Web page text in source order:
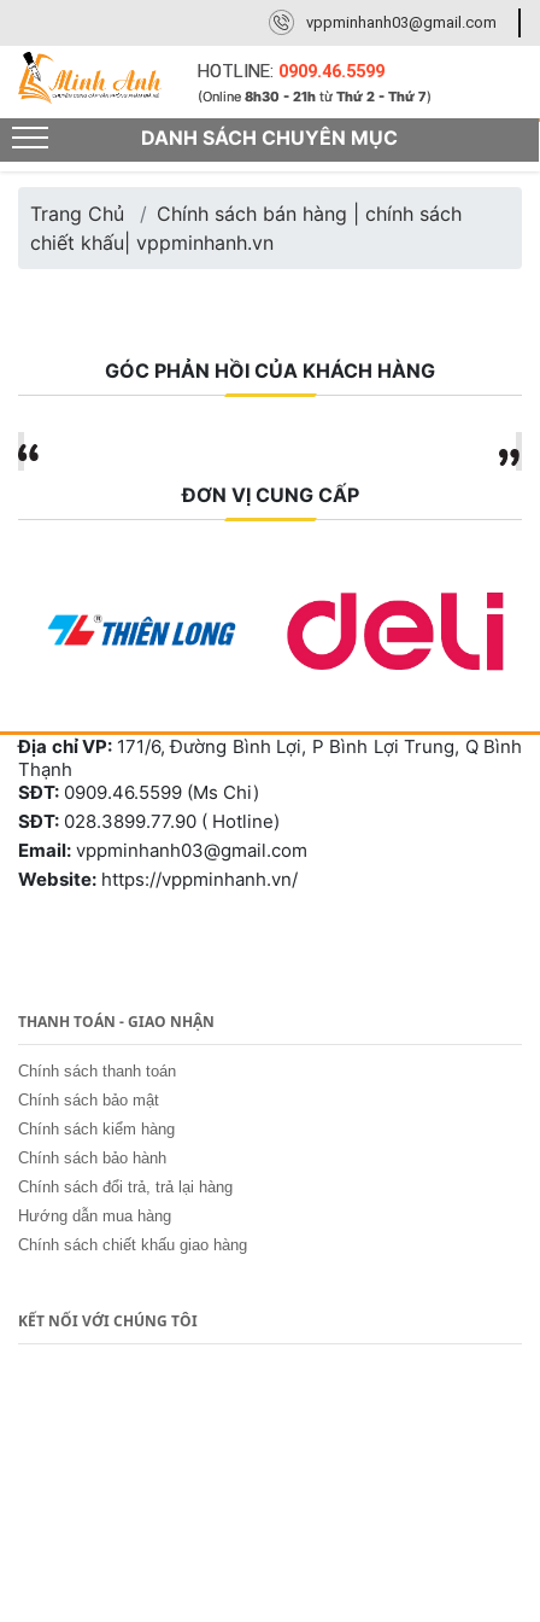
DANH SÁCH CHUYÊN MỤC
vppminhanh03@gmail.com
HOTLINE: 0909.46.5599
(Online8h30 - 21h từThứ 2 - Thứ 7)
Trang Chủ
Chính sách bán hàng | chính sách
chiết khấu| vppminhanh.vn
GÓC PHẢN HỒI CỦA KHÁCH HÀNG
ĐƠN VỊ CUNG CẤP
Địa chỉ VP: 171/6, Đường Bình Lợi, P Bình Lợi Trung, Q Bình
Thạnh
SĐT: 0909.46.5599 (Ms Chi)
SĐT: 028.3899.77.90 ( Hotline)
Email: vppminhanh03@gmail.com
Website: https://vppminhanh.vn/
THANH TOÁN - GIAO NHẬN
Chính sách thanh toán
Chính sách bảo mật
Chính sách kiểm hàng
Chính sách bảo hành
Chính sách đổi trả, trả lại hàng
Hướng dẫn mua hàng
Chính sách chiết khấu giao hàng
KẾT NỐI VỚI CHÚNG TÔI